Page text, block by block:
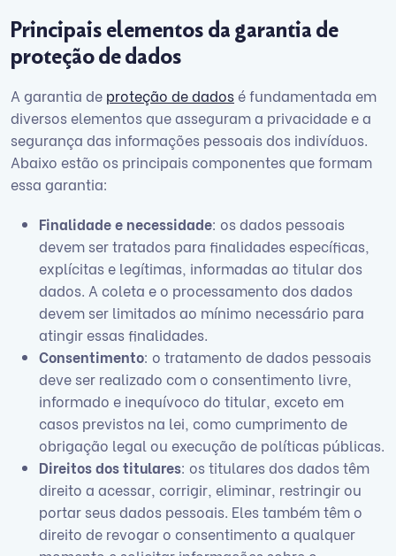
Principais elementos da garantia de
proteção de dados
A garantia de proteção de dadosé fundamentada em
diversos elementos que asseguram a privacidade e a
segurança das informações pessoais dos indivíduos.
Abaixo estão os principais componentes que formam
essa garantia:
Finalidade e necessidade: os dados pessoais
devem ser tratados para finalidades específicas,
explícitas e legítimas, informadas ao titular dos
dados. A coleta e o processamento dos dados
devem ser limitados ao mínimo necessário para
atingir essas finalidades.
Consentimento: o tratamento de dados pessoais
deve ser realizado com o consentimento livre,
informado e inequívoco do titular, exceto em
casos previstos na lei, como cumprimento de
obrigação legal ou execução de políticas públicas.
Direitos dos titulares: os titulares dos dados têm
direito a acessar, corrigir, eliminar, restringir ou
portar seus dados pessoais. Eles também têm o
direito de revogar o consentimento a qualquer